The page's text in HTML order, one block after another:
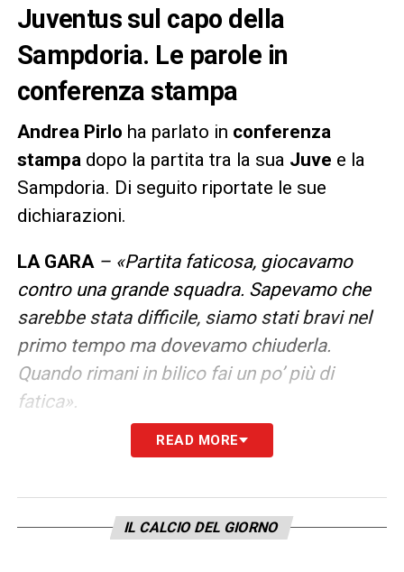
Juventus sul capo della
Sampdoria. Le parole in
conferenza stampa
Andrea Pirlo ha parlato in conferenza
stampadopo la partita tra la sua Juve e la
Sampdoria. Di seguito riportate le sue
dichiarazioni.
LA GARA – «Partita faticosa, giocavamo
contro una grande squadra. Sapevamo che
sarebbe stata difficile, siamo stati bravi nel
primo tempo ma dovevamo chiuderla.
Quando rimani in bilico fai un po’ più di
fatica».
LA PLAYLIST DELLE NOSTRE TOP NEWS
READ MORE
IL CALCIO DEL GIORNO